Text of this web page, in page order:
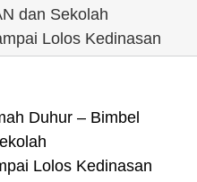
dan Sekolah
Lolos Kedinasan
Duhur – Bimbel
Lolos Kedinasan